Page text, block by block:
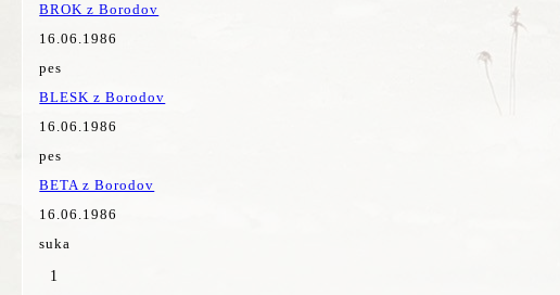
BROK z Borodov
16.06.1986
pes
BLESK z Borodov
16.06.1986
pes
BETA z Borodov
16.06.1986
suka
1